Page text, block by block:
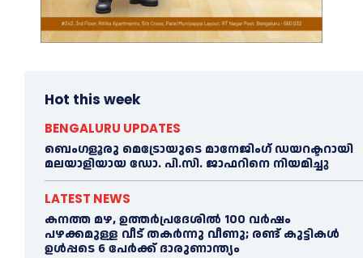
Hot this week
BENGALURU UPDATES
ബെംഗളൂരു മെട്രോയുടെ മാനേജിംഗ് ഡയറക്ടറായി
മലയാളിയായ ഡോ. പി.സി. ജാഫറിനെ നിയമിച്ചു
LATEST NEWS
കനത്ത മഴ, ഉത്തര്‍പ്രദേശില്‍ 100 വർഷം
പഴക്കമുള്ള വീട് തകർന്നു വീണു; രണ്ട് കുട്ടികള്‍
ഉള്‍പ്പടെ 6 പേര്‍ക്ക് ദാരുണാന്ത്യം